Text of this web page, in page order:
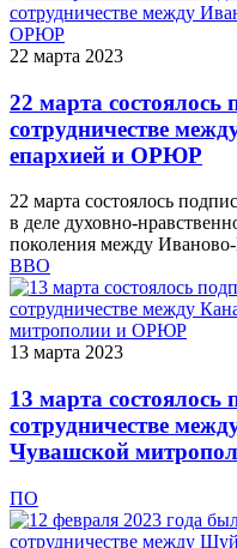
22 марта 2023
22 марта состоялось
сотрудничестве
епархией и ОРЮР
22 марта состоялось
в деле духовно-
поколения между
ВВО
13 марта 2023
13 марта состоялось
сотрудничестве
Чувашской
ПО